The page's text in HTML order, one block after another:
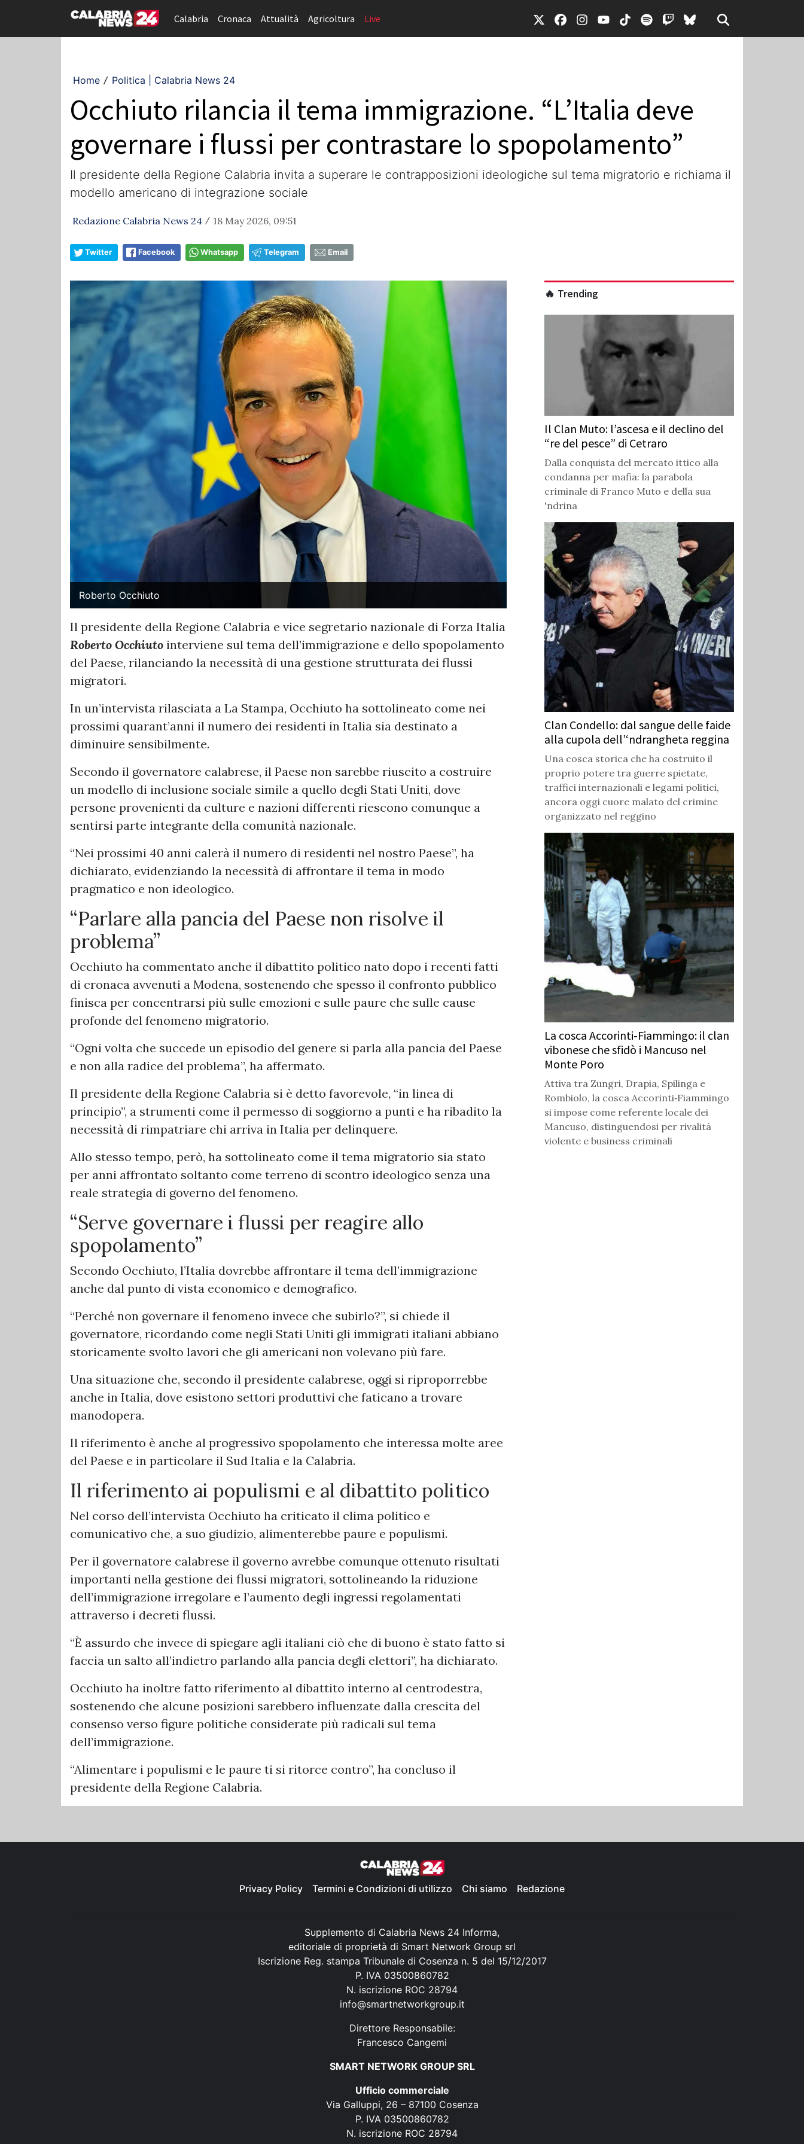
Calabria Cronaca Attualità Agricoltura Live
Home / Politica | Calabria News 24
Occhiuto rilancia il tema immigrazione. “L’Italia deve
governare i flussi per contrastare lo spopolamento”
Il presidente della Regione Calabria invita a superare le contrapposizioni ideologiche sul tema migratorio e richiama il
modello americano di integrazione sociale
Redazione Calabria News 24 / 18 May 2026, 09:51
Twitter Facebook Whatsapp Telegram Email
Roberto Occhiuto
Il presidente della Regione Calabria e vice segretario nazionale di Forza Italia
Roberto Occhiuto interviene sul tema dell’immigrazione e dello spopolamento
del Paese, rilanciando la necessità di una gestione strutturata dei flussi
migratori.
In un’intervista rilasciata a La Stampa, Occhiuto ha sottolineato come nei
prossimi quarant’anni il numero dei residenti in Italia sia destinato a
diminuire sensibilmente.
Secondo il governatore calabrese, il Paese non sarebbe riuscito a costruire
un modello di inclusione sociale simile a quello degli Stati Uniti, dove
persone provenienti da culture e nazioni differenti riescono comunque a
sentirsi parte integrante della comunità nazionale.
“Nei prossimi 40 anni calerà il numero di residenti nel nostro Paese”, ha
dichiarato, evidenziando la necessità di affrontare il tema in modo
pragmatico e non ideologico.
“Parlare alla pancia del Paese non risolve il
problema”
Occhiuto ha commentato anche il dibattito politico nato dopo i recenti fatti
di cronaca avvenuti a Modena, sostenendo che spesso il confronto pubblico
finisca per concentrarsi più sulle emozioni e sulle paure che sulle cause
profonde del fenomeno migratorio.
“Ogni volta che succede un episodio del genere si parla alla pancia del Paese
e non alla radice del problema”, ha affermato.
Il presidente della Regione Calabria si è detto favorevole, “in linea di
principio”, a strumenti come il permesso di soggiorno a punti e ha ribadito la
necessità di rimpatriare chi arriva in Italia per delinquere.
Allo stesso tempo, però, ha sottolineato come il tema migratorio sia stato
per anni affrontato soltanto come terreno di scontro ideologico senza una
reale strategia di governo del fenomeno.
“Serve governare i flussi per reagire allo
spopolamento”
Secondo Occhiuto, l’Italia dovrebbe affrontare il tema dell’immigrazione
anche dal punto di vista economico e demografico.
“Perché non governare il fenomeno invece che subirlo?”, si chiede il
governatore, ricordando come negli Stati Uniti gli immigrati italiani abbiano
storicamente svolto lavori che gli americani non volevano più fare.
Una situazione che, secondo il presidente calabrese, oggi si riproporrebbe
anche in Italia, dove esistono settori produttivi che faticano a trovare
manodopera.
Il riferimento è anche al progressivo spopolamento che interessa molte aree
del Paese e in particolare il Sud Italia e la Calabria.
Il riferimento ai populismi e al dibattito politico
Nel corso dell’intervista Occhiuto ha criticato il clima politico e
comunicativo che, a suo giudizio, alimenterebbe paure e populismi.
Per il governatore calabrese il governo avrebbe comunque ottenuto risultati
importanti nella gestione dei flussi migratori, sottolineando la riduzione
dell’immigrazione irregolare e l’aumento degli ingressi regolamentati
attraverso i decreti flussi.
“È assurdo che invece di spiegare agli italiani ciò che di buono è stato fatto si
faccia un salto all’indietro parlando alla pancia degli elettori”, ha dichiarato.
Occhiuto ha inoltre fatto riferimento al dibattito interno al centrodestra,
sostenendo che alcune posizioni sarebbero influenzate dalla crescita del
consenso verso figure politiche considerate più radicali sul tema
dell’immigrazione.
“Alimentare i populismi e le paure ti si ritorce contro”, ha concluso il
presidente della Regione Calabria.
🔥 Trending
Il Clan Muto: l’ascesa e il declino del
“re del pesce” di Cetraro
Dalla conquista del mercato ittico alla
condanna per mafia: la parabola
criminale di Franco Muto e della sua
'ndrina
Clan Condello: dal sangue delle faide
alla cupola dell’‘ndrangheta reggina
Una cosca storica che ha costruito il
proprio potere tra guerre spietate,
traffici internazionali e legami politici,
ancora oggi cuore malato del crimine
organizzato nel reggino
La cosca Accorinti‑Fiammingo: il clan
vibonese che sfidò i Mancuso nel
Monte Poro
Attiva tra Zungri, Drapia, Spilinga e
Rombiolo, la cosca Accorinti‑Fiammingo
si impose come referente locale dei
Mancuso, distinguendosi per rivalità
violente e business criminali
Privacy Policy Termini e Condizioni di utilizzo Chi siamo Redazione
Supplemento di Calabria News 24 Informa,
editoriale di proprietà di Smart Network Group srl
Iscrizione Reg. stampa Tribunale di Cosenza n. 5 del 15/12/2017
P. IVA 03500860782
N. iscrizione ROC 28794
info@smartnetworkgroup.it
Direttore Responsabile:
Francesco Cangemi
SMART NETWORK GROUP SRL
Ufficio commerciale
Via Galluppi, 26 – 87100 Cosenza
P. IVA 03500860782
N. iscrizione ROC 28794